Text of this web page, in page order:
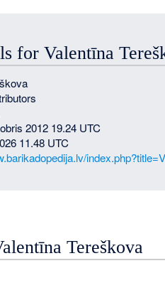
for Valentīna
2012 19.24 UTC
11.48 UTC
Tereškova